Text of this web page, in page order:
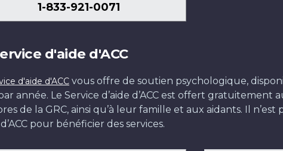
1-833-921-0071
d'aide d'ACC
d'aide d'ACC vous offre de soutien psychologique,
année. Le Service d’aide d’ACC est offert gratuitement
de la GRC, ainsi qu’à leur famille et aux aidants. Il n’est
pour bénéficier des services.